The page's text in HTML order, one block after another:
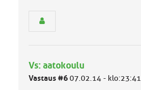
ä
l
u
Vs: aatokoulu
Vastaus #607.02.14 - klo:23:41